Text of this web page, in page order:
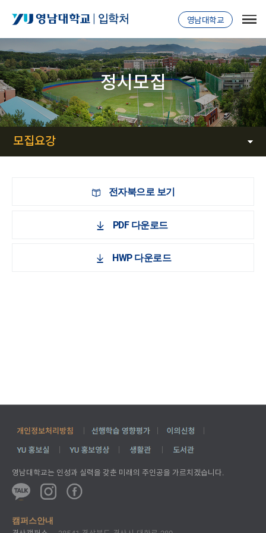
영남대학교
정시모집
모집요강
전자북으로 보기
PDF 다운로드
HWP 다운로드
영남대학교는 인성과 실력을 갖춘 미래의 주인공을 가르치겠습니다.
캠퍼스안내